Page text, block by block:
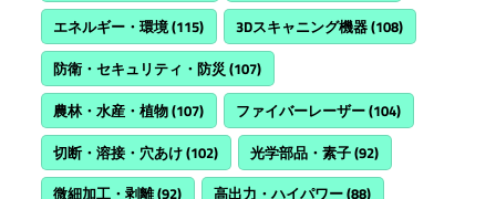
エネルギー・環境(115) 3Dスキャニング機器(108)
防衛・セキュリティ・防災(107)
農林・水産・植物(107) ファイバーレーザー(104)
切断・溶接・穴あけ(102) 光学部品・素子(92)
微細加工・剥離(92) 高出力・ハイパワー(88)